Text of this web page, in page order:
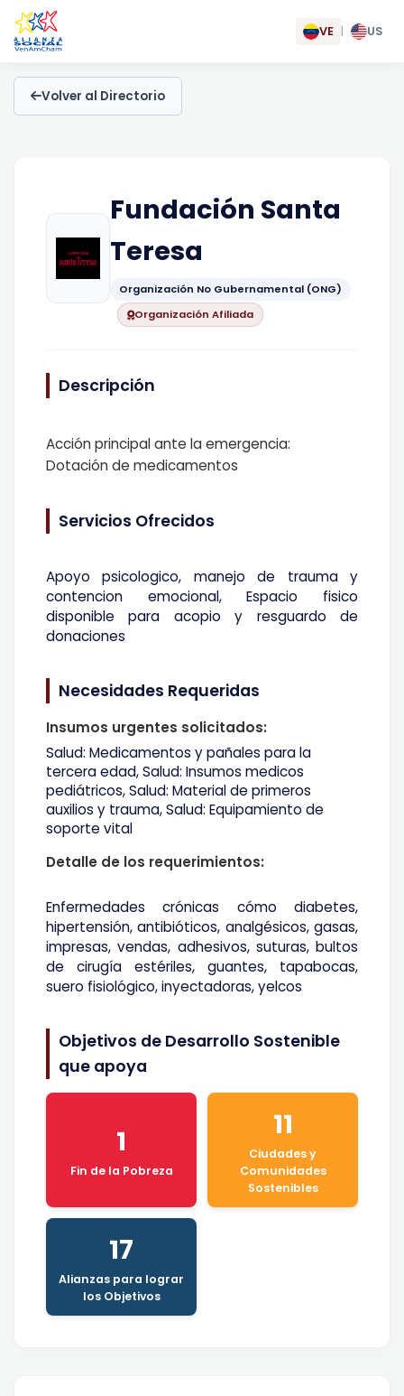
VE | US
Volver al Directorio
Fundación Santa
Teresa
Organización No Gubernamental (ONG)
Organización Afiliada
Descripción
Acción principal ante la emergencia:
Dotación de medicamentos
Servicios Ofrecidos
Apoyo psicologico, manejo de trauma y
contencion emocional, Espacio fisico
disponible para acopio y resguardo de
donaciones
Necesidades Requeridas
Insumos urgentes solicitados:
Salud: Medicamentos y pañales para la
tercera edad, Salud: Insumos medicos
pediátricos, Salud: Material de primeros
auxilios y trauma, Salud: Equipamiento de
soporte vital
Detalle de los requerimientos:
Enfermedades crónicas cómo diabetes,
hipertensión, antibióticos, analgésicos, gasas,
impresas, vendas, adhesivos, suturas, bultos
de cirugía estériles, guantes, tapabocas,
suero fisiológico, inyectadoras, yelcos
Objetivos de Desarrollo Sostenible
que apoya
1
Fin de la Pobreza
11
Ciudades y
Comunidades
Sostenibles
17
Alianzas para lograr
los Objetivos